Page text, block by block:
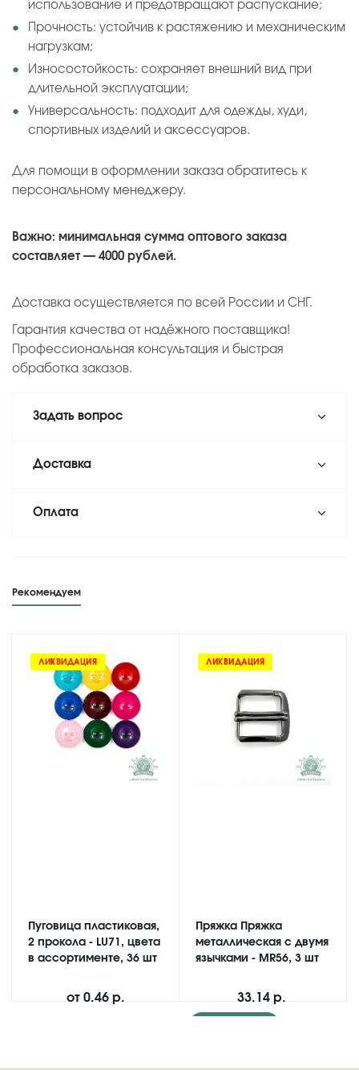
использование и предотвращают распускание;
Прочность: устойчив к растяжению и механическим
нагрузкам;
Износостойкость: сохраняет внешний вид при
длительной эксплуатации;
Универсальность: подходит для одежды, худи,
спортивных изделий и аксессуаров.
Для помощи в оформлении заказа обратитесь к
персональному менеджеру.
Важно: минимальная сумма оптового заказа
составляет — 4000 рублей.
Доставка осуществляется по всей России и СНГ.
Гарантия качества от надёжного поставщика!
Профессиональная консультация и быстрая
обработка заказов.
Задать вопрос
Доставка
Оплата
Рекомендуем
ЛИКВИДАЦИЯ
Пуговица пластиковая,
2 прокола - LU71, цвета
в ассортименте, 36 шт
от 0.46 р.
ЛИКВИДАЦИЯ
Пряжка Пряжка
металлическая с двумя
язычками - MR56, 3 шт
33.14 р.